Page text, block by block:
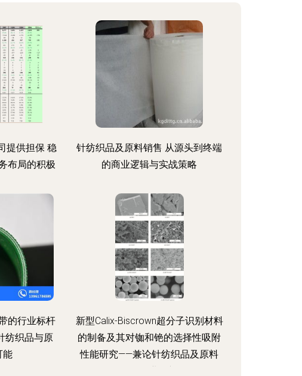
提供担保 稳
布局的积极
针纺织品及原料销售 从源头到终端
的商业逻辑与实战策略
的行业标杆
纺织品与原
能
新型Calix-Biscrown超分子识别材料
的制备及其对铷和铯的选择性吸附
性能研究——兼论针纺织品及原料